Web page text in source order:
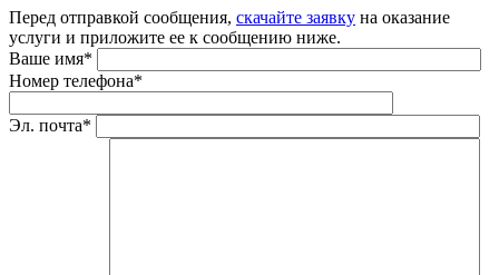
Перед отправкой сообщения, скачайте заявку на оказание
услуги и приложите ее к сообщению ниже.
Ваше имя*
Номер телефона*
Эл. почта*